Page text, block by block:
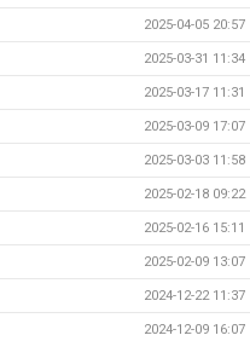
2025-04-05 20:57
2025-03-31 11:34
2025-03-17 11:31
2025-03-09 17:07
2025-03-03 11:58
2025-02-18 09:22
2025-02-16 15:11
2025-02-09 13:07
2024-12-22 11:37
2024-12-09 16:07